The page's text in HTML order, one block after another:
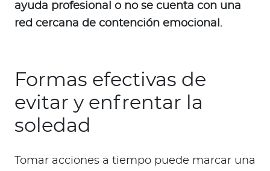
ayuda profesional o no se cuenta con una
red cercana de contención emocional.
Formas efectivas de
evitar y enfrentar la
soledad
Tomar acciones a tiempo puede marcar una